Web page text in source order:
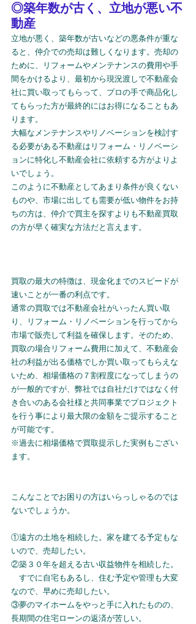
◎築年数が古く、立地が悪い不
動産
立地が悪く、築年数が古いなどの悪条件が重な
ると、仲介での売却は難しくなります。売却の
ために、リフォームやメンテナンスの費用や手
間をかけるより、最初から現況渡しで不動産会
社に買い取ってもらって、プロの手で商品化し
てもらった方が最終的にはお得になることもあ
ります。
大幅なメンテナンスやリノベーションを検討す
る必要がある不動産はリフォーム・リノベーシ
ョンに特化し不動産会社に依頼する方がよりよ
いでしょう。
このように不動産としてあまり条件が良くない
ものや、市場に出しても需要が低い物件をお持
ちの方は、仲介で買主を探すよりも不動産買取
の方が早く確実な方法だと言えます。
買取の最大の特徴は、現金化までのスピードが
速いことが一番の利点です。
通常の買取では不動産会社がいったん買い取
り、リフォーム・リノベーションを行ってから
市場で販売して利益を確保します。そのため、
買取の場合リフォーム費用に加えて、不動産会
社の利益が出る価格でしか買い取ってもらえな
いため、相場価格の７割程度になってしまうの
が一般的ですが、弊社では自社だけではなく付
き合いのある会社様と共同事業でプロジェクト
を行う事により最大限の金額をご提示すること
が可能です。
※過去に相場価格で買取提示した実例もござい
ます。
こんなことでお困りの方はいらっしゃるのでは
ないでしょうか。
①遠方の土地を相続した。家を建てる予定もな
いので、売却したい。
②築３０年を超える古い収益物件を相続した。
すでに自宅もあるし、住む予定や管理も大変
なので、早めに売却したい。
③夢のマイホームをやっと手に入れたものの、
長期間の住宅ローンの返済が苦しい。